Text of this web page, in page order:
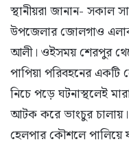
স্থানীয়রা জানান- সকাল
উপজেলার জোলগাও
আলী। ওইসময় শেরপুর
পাপিয়া পরিবহনের একটি
নিচে পড়ে ঘটনাস্থলেই
আটক করে ভাংচুর
হেলপার কৌশলে পালিয়ে